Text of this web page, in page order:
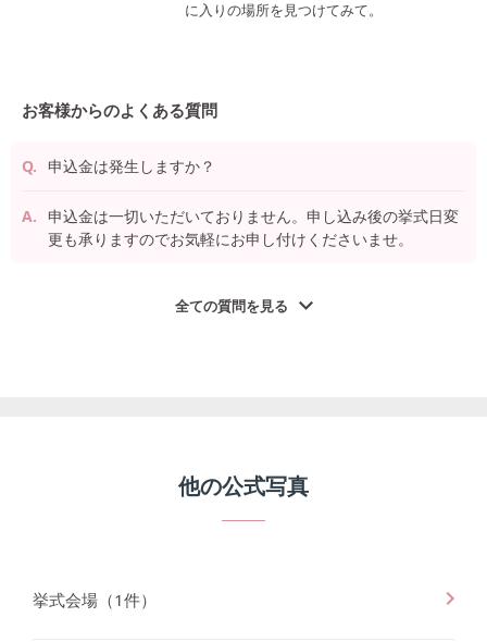
に入りの場所を見つけてみて。
お客様からのよくある質問
申込金は発生しますか？
申込金は一切いただいておりません。申し込み後の挙式日変
更も承りますのでお気軽にお申し付けくださいませ。
全ての質問を見る
他の公式写真
挙式会場 （1件）